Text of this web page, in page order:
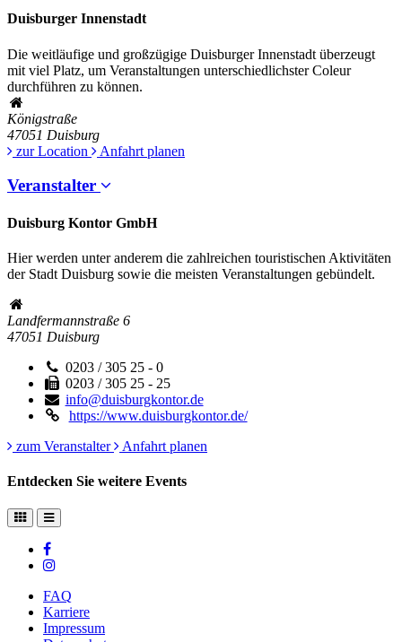
Duisburger Innenstadt
Die weitläufige und großzügige Duisburger Innenstadt überzeugt
mit viel Platz, um Veranstaltungen unterschiedlichster Coleur
durchführen zu können.
Königstraße
47051 Duisburg
zur Location
Anfahrt planen
Veranstalter
Duisburg Kontor GmbH
Hier werden unter anderem die zahlreichen touristischen Aktivitäten
der Stadt Duisburg sowie die meisten Veranstaltungen gebündelt.
Landfermannstraße 6
47051 Duisburg
0203 / 305 25 - 0
0203 / 305 25 - 25
info@duisburgkontor.de
https://www.duisburgkontor.de/
zum Veranstalter
Anfahrt planen
Entdecken Sie weitere Events
FAQ
Karriere
Impressum